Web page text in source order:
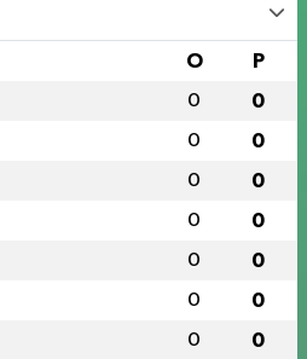
O P
0 0
0 0
0 0
0 0
0 0
0 0
0 0